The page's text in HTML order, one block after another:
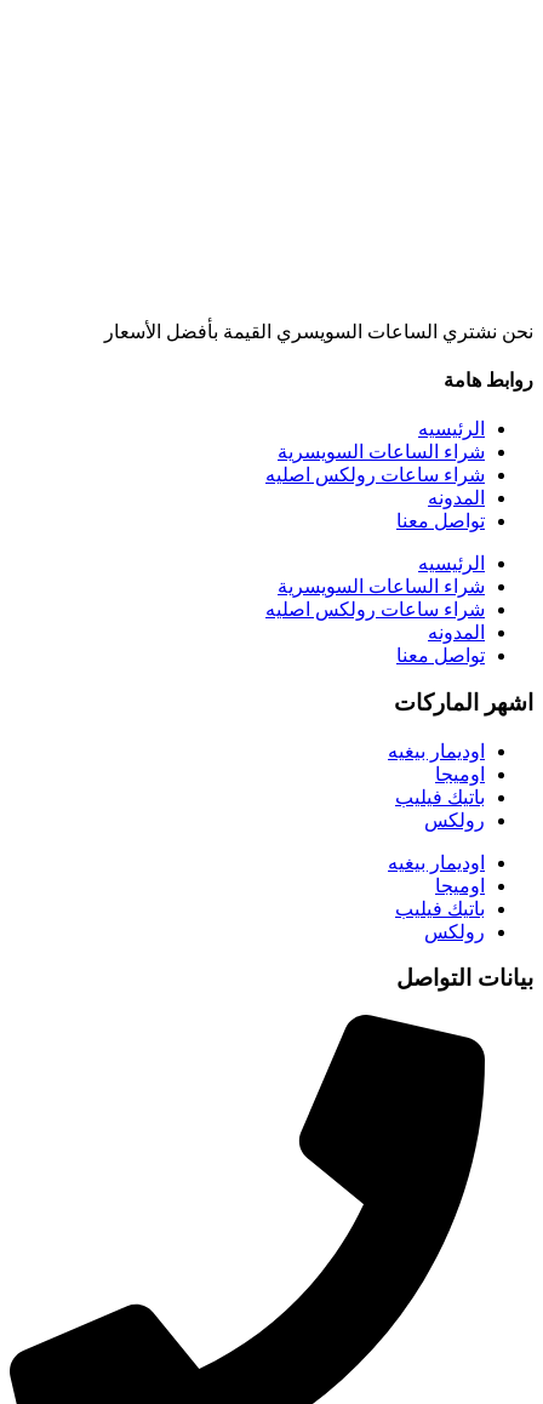
نحن نشتري الساعات السويسري القيمة بأفضل الأسعار
روابط هامة
الرئيسيه
شراء الساعات السويسرية
شراء ساعات رولكس اصليه
المدونه
تواصل معنا
الرئيسيه
شراء الساعات السويسرية
شراء ساعات رولكس اصليه
المدونه
تواصل معنا
اشهر الماركات
اوديمار بيغيه
اوميجا
باتيك فيليب
رولكس
اوديمار بيغيه
اوميجا
باتيك فيليب
رولكس
بيانات التواصل